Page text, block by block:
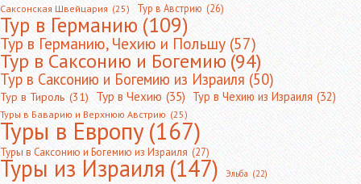
Саксонская Швейцария (25) Тур в Австрию (26)
Тур в Германию(109)
Тур в Германию, Чехию и Польшу (57)
Тур в Саксонию и Богемию(94)
Тур в Саксонию и Богемию из Израиля (50)
Тур в Тироль (31) Тур в Чехию (35) Тур в Чехию из Израиля (32)
Туры в Баварию и Верхнюю Австрию (25)
Туры в Европу(167)
Туры в Саксонию и Богемию из Израиля (27)
Туры из Израиля(147) Эльба (22)